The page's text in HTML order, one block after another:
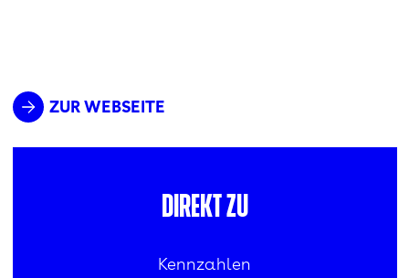
ZUR WEBSEITE
Direkt zu
Kennzahlen